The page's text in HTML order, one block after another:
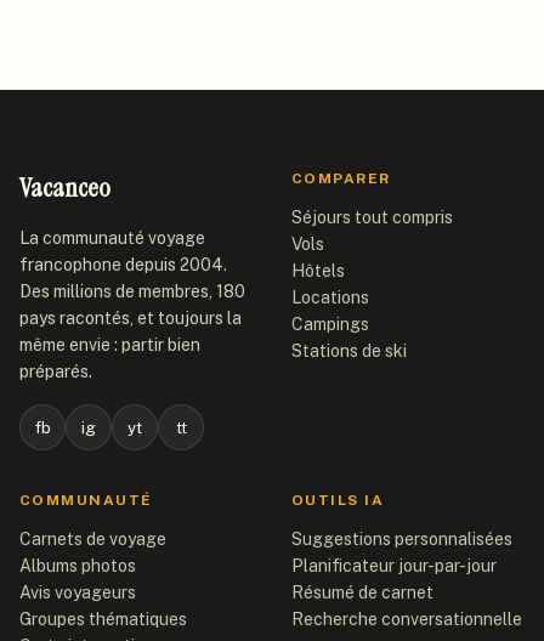
Vacanceo
La communauté voyage
francophone depuis 2004.
Des millions de membres, 180
pays racontés, et toujours la
même envie : partir bien
préparés.
fb ig yt tt
COMPARER
Séjours tout compris
Vols
Hôtels
Locations
Campings
Stations de ski
COMMUNAUTÉ
Carnets de voyage
Albums photos
Avis voyageurs
Groupes thématiques
OUTILS IA
Suggestions personnalisées
Planificateur jour-par-jour
Résumé de carnet
Recherche conversationnelle